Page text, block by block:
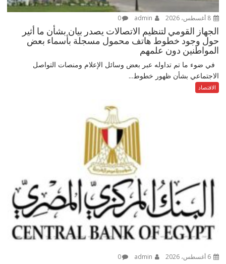
8 أغسطس، 2026 0
الجهاز القومي لتنظيم الاتصالات يصدر بيان بشأن ما أثير
حول وجود خطوط هاتف محمول مسجلة بأسماء بعض
المواطنين دون علمهم
في ضوء ما تم تداوله عبر بعض وسائل الإعلام ومنصات التواصل
الاجتماعي بشأن ظهور خطوط...
الاقتصاد
6 أغسطس، 2026 0